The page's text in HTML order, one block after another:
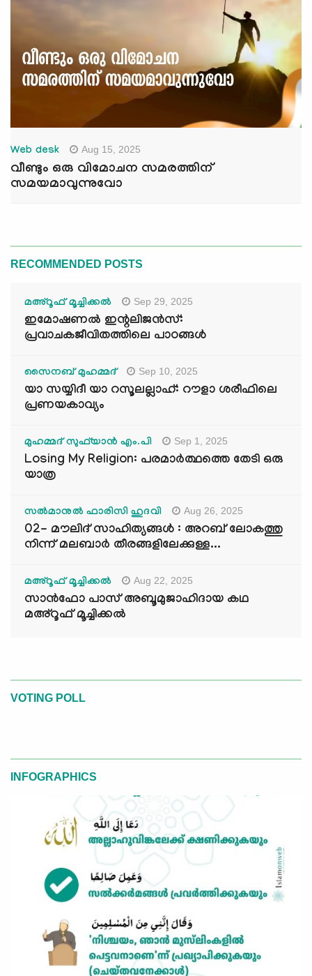
Web desk Aug 15, 2025
വീണ്ടും ഒരു വിമോചന സമരത്തിന്
സമയമാവുന്നുവോ
RECOMMENDED POSTS
മഅ്റൂഫ് മൂച്ചിക്കല്‍ Sep 29, 2025
ഇമോഷണൽ ഇന്റലിജൻസ്:
പ്രവാചകജീവിതത്തിലെ പാഠങ്ങൾ
സൈനബ് മുഹമ്മദ് Sep 10, 2025
യാ സയ്യിദീ യാ റസൂലല്ലാഹ്: റൗളാ ശരീഫിലെ
പ്രണയകാവ്യം
മുഹമ്മദ് സുഫ്‌യാൻ എം.പി Sep 1, 2025
Losing My Religion: പരമാർത്ഥത്തെ തേടി ഒരു
യാത്ര
സൽമാനുൽ ഫാരിസി ഹുദവി Aug 26, 2025
02- മൗലിദ് സാഹിത്യങ്ങൾ : അറബ് ലോകത്തു
നിന്ന് മലബാർ തീരങ്ങളിലേക്കുള്ള...
മഅ്റൂഫ് മൂച്ചിക്കല്‍ Aug 22, 2025
സാൻഫോ പാസ് അബൂമുജാഹിദായ കഥ
മഅ്റൂഫ് മൂച്ചിക്കല്‍
VOTING POLL
INFOGRAPHICS